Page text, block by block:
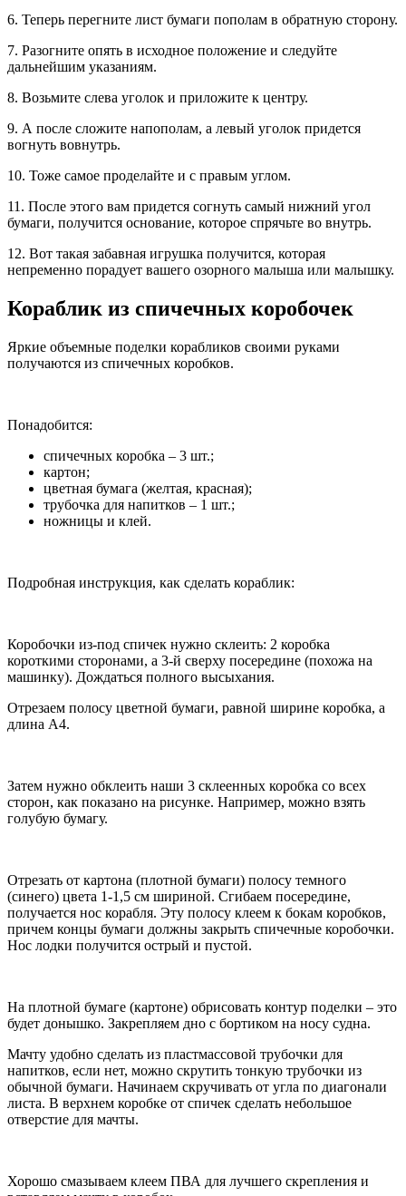
6. Теперь перегните лист бумаги пополам в обратную сторону.
7. Разогните опять в исходное положение и следуйте
дальнейшим указаниям.
8. Возьмите слева уголок и приложите к центру.
9. А после сложите напополам, а левый уголок придется
вогнуть вовнутрь.
10. Тоже самое проделайте и с правым углом.
11. После этого вам придется согнуть самый нижний угол
бумаги, получится основание, которое спрячьте во внутрь.
12. Вот такая забавная игрушка получится, которая
непременно порадует вашего озорного малыша или малышку.
Кораблик из спичечных коробочек
Яркие объемные поделки корабликов своими руками
получаются из спичечных коробков.
Понадобится:
спичечных коробка – 3 шт.;
картон;
цветная бумага (желтая, красная);
трубочка для напитков – 1 шт.;
ножницы и клей.
Подробная инструкция, как сделать кораблик:
Коробочки из-под спичек нужно склеить: 2 коробка
короткими сторонами, а 3-й сверху посередине (похожа на
машинку). Дождаться полного высыхания.
Отрезаем полосу цветной бумаги, равной ширине коробка, а
длина А4.
Затем нужно обклеить наши 3 склеенных коробка со всех
сторон, как показано на рисунке. Например, можно взять
голубую бумагу.
Отрезать от картона (плотной бумаги) полосу темного
(синего) цвета 1-1,5 см шириной. Сгибаем посередине,
получается нос корабля. Эту полосу клеем к бокам коробков,
причем концы бумаги должны закрыть спичечные коробочки.
Нос лодки получится острый и пустой.
На плотной бумаге (картоне) обрисовать контур поделки – это
будет донышко. Закрепляем дно с бортиком на носу судна.
Мачту удобно сделать из пластмассовой трубочки для
напитков, если нет, можно скрутить тонкую трубочки из
обычной бумаги. Начинаем скручивать от угла по диагонали
листа. В верхнем коробке от спичек сделать небольшое
отверстие для мачты.
Хорошо смазываем клеем ПВА для лучшего скрепления и